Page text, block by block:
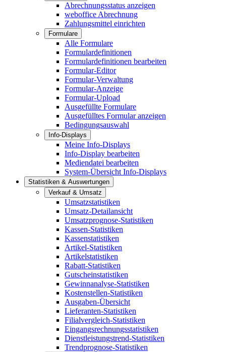
Abrechnungsstatus anzeigen
weboffice Abrechnung
Zahlungsmittel einrichten
Formulare
Alle Formulare
Formulardefinitionen
Formulardefinitionen bearbeiten
Formular-Editor
Formular-Verwaltung
Formular-Anzeige
Formular-Upload
Ausgefüllte Formulare
Ausgefülltes Formular anzeigen
Bedingungsauswahl
Info-Displays
Meine Info-Displays
Info-Display bearbeiten
Mediendatei bearbeiten
System-Übersicht Info-Displays
Statistiken & Auswertungen
Verkauf & Umsatz
Umsatzstatistiken
Umsatz-Detailansicht
Umsatzprognose-Statistiken
Kassen-Statistiken
Kassenstatistiken
Artikel-Statistiken
Artikelstatistiken
Rabatt-Statistiken
Gutscheinstatistiken
Gewinnanalyse-Statistiken
Kostenstellen-Statistiken
Ausgaben-Übersicht
Lieferanten-Statistiken
Filialvergleich-Statistiken
Eingangsrechnungsstatistiken
Dienstleistungstrend-Statistiken
Trendprognose-Statistiken